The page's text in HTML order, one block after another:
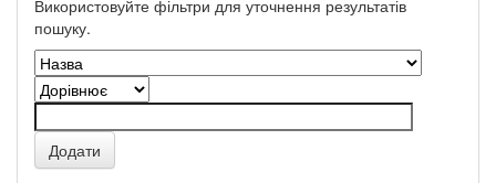
Використовуйте фільтри для уточнення результатів
пошуку.